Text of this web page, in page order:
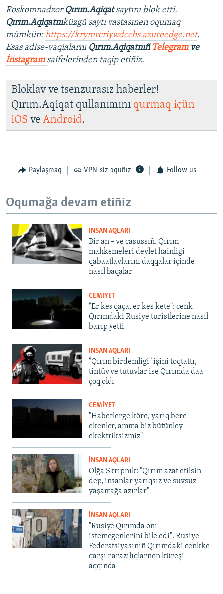
Roskomnadzor Qırım.Aqiqatsaytını blok etti.
Qırım.Aqiqatnıküzgü saytı vastasınen oqumaq
mümkün:https://krymrcriywdcchs.azureedge.net.
Esas adise-vaqialarnı Qırım.Aqiqatnıñ Telegramve
İnstagram saifelerinden taqip etiñiz.
Bloklav ve tsenzurasız haberler!
Qırım.Aqiqat qullanımını qurmaq içün
iOS ve Android.
Paylaşmaq VPN-siz oquñız Follow us
Oqumağa devam etiñiz
İNSAN AQLARI
Bir an – ve casussıñ. Qırım
mahkemeleri devlet hainligi
qabaatlavlarını daqqalar içinde
nasıl baqalar
CEMİYET
"Er kes qaça, er kes kete": cenk
Qırımdaki Rusiye turistlerine nasıl
barıp yetti
İNSAN AQLARI
"Qırım birdemligi" işini toqtattı,
tintüv ve tutuvlar ise Qırımda daa
çoq oldı
CEMİYET
"Haberlerge köre, yarıq bere
ekenler, amma biz bütünley
ekektriksizmiz"
İNSAN AQLARI
Olğa Skrıpnık: "Qırım azat etilsin
dep, insanlar yarıqsız ve suvsuz
yaşamağa azırlar"
İNSAN AQLARI
"Rusiye Qırımda onı
istemegenlerini bile edi". Rusiye
Federatsiyasınıñ Qırımdaki cenkke
qarşı narazılıqlarnen küreşi
aqqında